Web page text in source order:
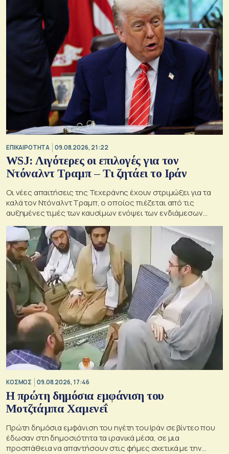
ΕΠΙΚΑΙΡΟΤΗΤΑ 09.08.2026, 21:22
WSJ: Λιγότερες οι επιλογές για τον
Ντόναλντ Τραμπ – Τι ζητάει το Ιράν
Οι νέες απαιτήσεις της Τεχεράνης έχουν στριμώξει για τα
καλά τον Ντόναλντ Τραμπ, ο οποίος πιέζεται από τις
αυξημένες τιμές των καυσίμων ενόψει των ενδιάμεσων
ΚΟΣΜΟΣ 09.08.2026, 17:46
Η πρώτη δημόσια εμφάνιση του
Μοτζτάμπα Χαμενεΐ
Πρώτη δημόσια εμφάνιση του ηγέτη του Ιράν σε βίντεο που
έδωσαν στη δημοσιότητα τα ιρανικά μέσα, σε μια
προσπάθεια να απαντήσουν στις φήμες σχετικά με την